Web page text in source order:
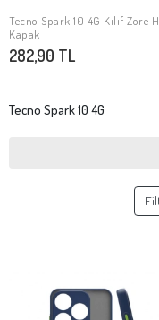
SEPETE EKLE
Tecno Spark 10 4G Kılıf Zore
Kapak
282,90 TL
Tecno Spark 10 4G